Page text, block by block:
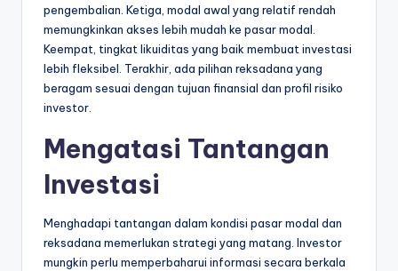
pengembalian. Ketiga, modal awal yang relatif rendah
memungkinkan akses lebih mudah ke pasar modal.
Keempat, tingkat likuiditas yang baik membuat investasi
lebih fleksibel. Terakhir, ada pilihan reksadana yang
beragam sesuai dengan tujuan finansial dan profil risiko
investor.
Mengatasi Tantangan
Investasi
Menghadapi tantangan dalam kondisi pasar modal dan
reksadana memerlukan strategi yang matang. Investor
mungkin perlu memperbaharui informasi secara berkala